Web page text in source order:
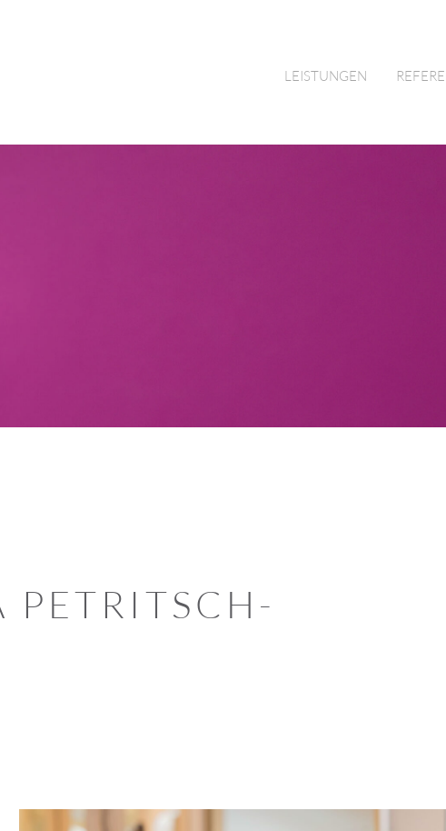
LEISTUNGEN
PETRITSCH-